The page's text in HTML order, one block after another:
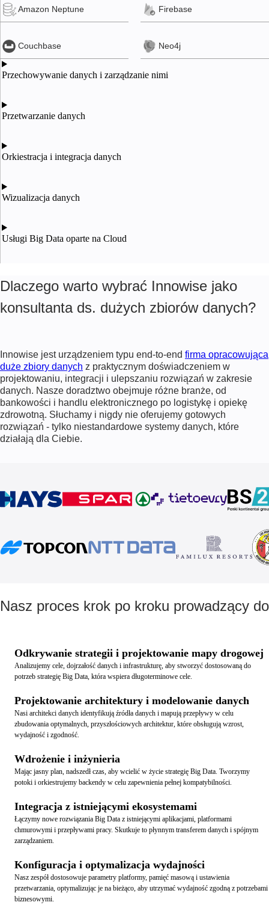
GCP
Amazon Neptune Firebase
Couchbase Neo4j
Przechowywanie danych i zarządzanie nimi
Przetwarzanie danych
Orkiestracja i integracja danych
Wizualizacja danych
Usługi Big Data oparte na Cloud
Dlaczego warto wybrać Innowise jako
konsultanta ds. dużych zbiorów danych?
Innowise jest urządzeniem typu end-to-end firma opracowująca
duże zbiory danych z praktycznym doświadczeniem w
projektowaniu, integracji i ulepszaniu rozwiązań w zakresie
danych. Nasze doradztwo obejmuje różne branże, od
bankowości i handlu elektronicznego po logistykę i opiekę
zdrowotną. Słuchamy i nigdy nie oferujemy gotowych
rozwiązań - tylko niestandardowe systemy danych, które
działają dla Ciebie.
Nasz proces krok po kroku prowadzący
Odkrywanie strategii i projektowanie mapy drogowej
Analizujemy cele, dojrzałość danych i infrastrukturę, aby stworzyć dostosowaną do
potrzeb strategię Big Data, która wspiera długoterminowe cele.
Projektowanie architektury i modelowanie danych
Nasi architekci danych identyfikują źródła danych i mapują przepływy w celu
zbudowania optymalnych, przyszłościowych architektur, które obsługują wzrost,
wydajność i zgodność.
Wdrożenie i inżynieria
Mając jasny plan, nadszedł czas, aby wcielić w życie strategię Big Data. Tworzymy
potoki i orkiestrujemy backendy w celu zapewnienia pełnej kompatybilności.
Integracja z istniejącymi ekosystemami
Łączymy nowe rozwiązania Big Data z istniejącymi aplikacjami, platformami
chmurowymi i przepływami pracy. Skutkuje to płynnym transferem danych i spójnym
zarządzaniem.
Konfiguracja i optymalizacja wydajności
Nasz zespół dostosowuje parametry platformy, pamięć masową i ustawienia
przetwarzania, optymalizując je na bieżąco, aby utrzymać wydajność zgodną z potrzebami
biznesowymi.